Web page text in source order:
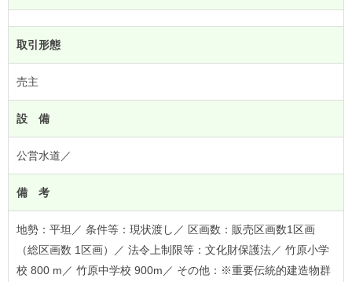
取引形態
売主
設 備
公営水道／
備 考
地勢：平坦／ 条件等：現状渡し／ 区画数：販売区画数1区画
（総区画数 1区画）／ 法令上制限等：文化財保護法／ 竹原小学
校 800 m／ 竹原中学校 900m／ その他：※重要伝統的建造物群